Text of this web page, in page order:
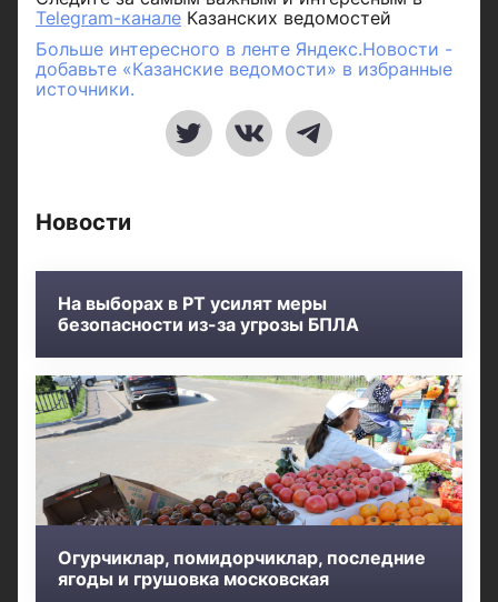
Telegram-канале Казанских ведомостей
Больше интересного в ленте Яндекс.Новости -
добавьте «Казанские ведомости» в избранные
источники.
Новости
На выборах в РТ усилят меры
безопасности из-за угрозы БПЛА
Огурчиклар, помидорчиклар, последние
ягоды и грушовка московская